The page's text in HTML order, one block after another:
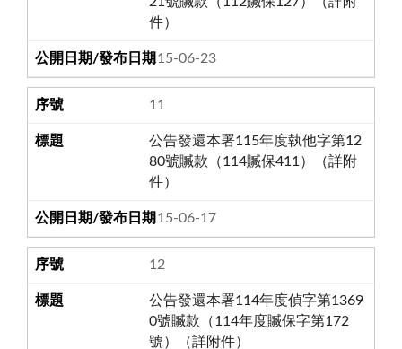
件）
115-06-23
11
公告發還本署115年度執他字第12
80號贓款（114贓保411）（詳附
件）
115-06-17
12
公告發還本署114年度偵字第1369
0號贓款（114年度贓保字第172
號）（詳附件）